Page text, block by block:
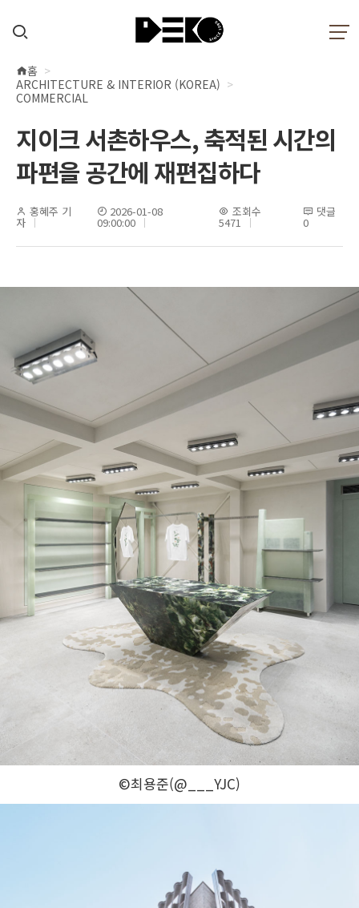
현
재
치
홈
ARCHITECTURE & INTERIOR (KOREA)
COMMERCIAL
지이크 서촌하우스, 축적된 시간의
파편을 공간에 재편집하다
홍혜주 기
자
2026-01-08
09:00:00
조회수
5471
댓글
0
©최용준(@___YJC)